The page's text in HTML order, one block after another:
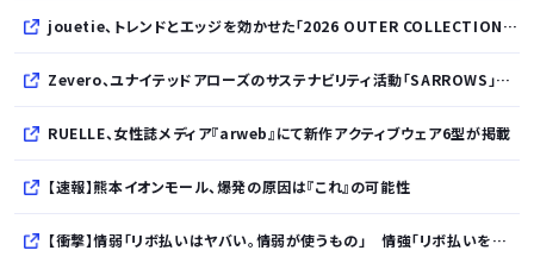
jouetie、トレンドとエッジを効かせた「2026 OUTER COLLECTION」を公開
Zevero、ユナイテッドアローズのサステナビリティ活動「SARROWS」を支援。Scope 3排出量算定の効率化・精緻化を開始
RUELLE、女性誌メディア『arweb』にて新作アクティブウェア6型が掲載
【速報】熊本イオンモール、爆発の原因は『これ』の可能性
【衝撃】情弱「リボ払いはヤバい。情弱が使うもの」 情強「リボ払いを使いこなすのが情強やで」 ← これ